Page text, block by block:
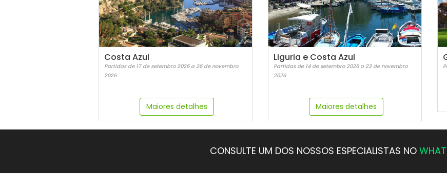
Costa Azul
Partidas de 17 de setembro 2026 a 26 de novembro
2026
Maiores detalhes
Liguria e Costa Azul
Partidas de 14 de setembro 2026 a 23 de novembro
2026
Maiores detalhes
CONSULTE UM DOS NOSSOS ESPECIALISTAS NO